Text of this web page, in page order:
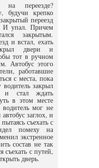
переезде?
будучи крепко
переезд
И упал. Причем
закрытым.
и встал, ехать
двери и
тот в ручном
Автобус этого
работавшие
с места, пока
закрыл
и стал ждать
в этом месте
мог не
заглох, и
съехать с
помеху на
экстренное
состав не так
съехать с путей,
дверь.